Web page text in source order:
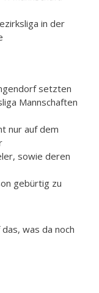
in der
setzten
Mannschaften
nur auf dem
sowie deren
gebürtig zu
was da noch